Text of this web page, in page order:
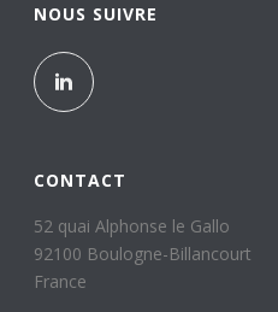
NOUS SUIVRE
CONTACT
52 quai Alphonse le Gallo
92100 Boulogne-Billancourt
France